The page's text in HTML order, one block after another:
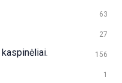
63
27
156
1